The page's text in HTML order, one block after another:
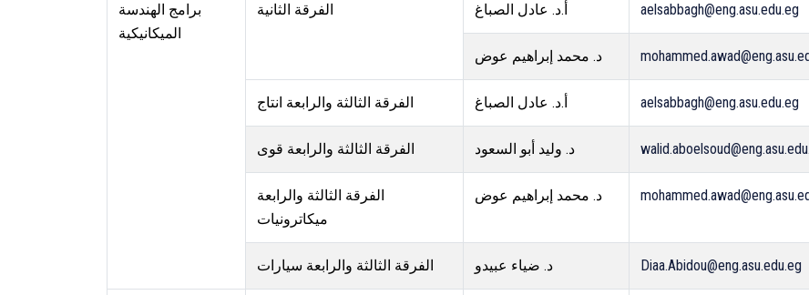
برامج الهندسة
الميكانيكية
الفرقة الثانية أ.د. عادل الصباغ aelsabbagh@eng.asu.edu.eg
د. محمد إبراهيم عوض
الفرقة الثالثة والرابعة انتاج أ.د. عادل الصباغ aelsabbagh@eng.asu.edu.eg
الفرقة الثالثة والرابعة قوى د. وليد أبو السعود
الفرقة الثالثة والرابعة
ميكاترونيات
د. محمد إبراهيم عوض
الفرقة الثالثة والرابعة سيارات د. ضياء عبيدو Diaa.Abidou@eng.asu.edu.eg